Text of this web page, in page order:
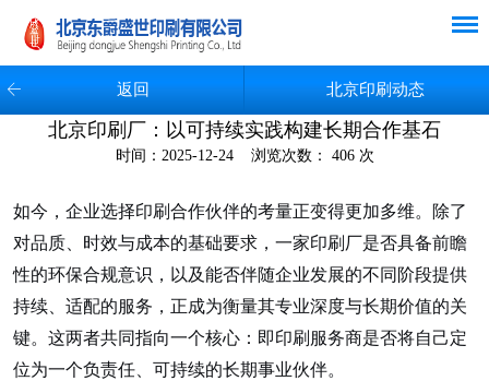
返回 北京印刷动态
北京印刷厂：以可持续实践构建长期合作基石
时间：2025-12-24 浏览次数： 406 次
如今，企业选择印刷合作伙伴的考量正变得更加多维。除了
对品质、时效与成本的基础要求，一家印刷厂是否具备前瞻
性的环保合规意识，以及能否伴随企业发展的不同阶段提供
持续、适配的服务，正成为衡量其专业深度与长期价值的关
键。这两者共同指向一个核心：即印刷服务商是否将自己定
位为一个负责任、可持续的长期事业伙伴。